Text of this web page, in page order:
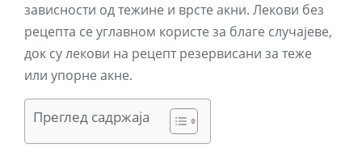
зависности од тежине и врсте акни. Лекови без
рецепта се углавном користе за благе случајеве,
док су лекови на рецепт резервисани за теже
или упорне акне.
Преглед садржаја